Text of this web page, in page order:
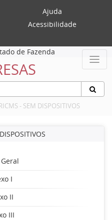
Ajuda
Acessibilidade
de Fazenda
- SEM DISPOSITIVOS
I
II
III